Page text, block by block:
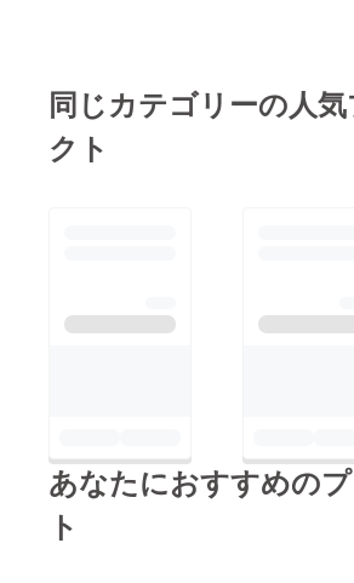
同じカテゴリーの人
クト
あなたにおすすめの
ト